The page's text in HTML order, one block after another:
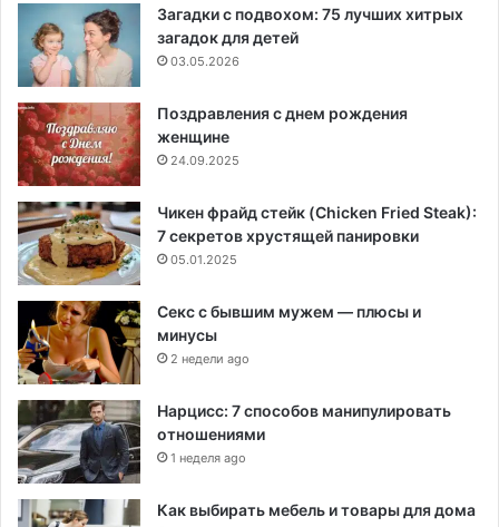
Загадки с подвохом: 75 лучших хитрых
загадок для детей
03.05.2026
Поздравления с днем рождения
женщине
24.09.2025
Чикен фрайд стейк (Chicken Fried Steak):
7 секретов хрустящей панировки
05.01.2025
Секс с бывшим мужем — плюсы и
минусы
2 недели ago
Нарцисс: 7 способов манипулировать
отношениями
1 неделя ago
Как выбирать мебель и товары для дома